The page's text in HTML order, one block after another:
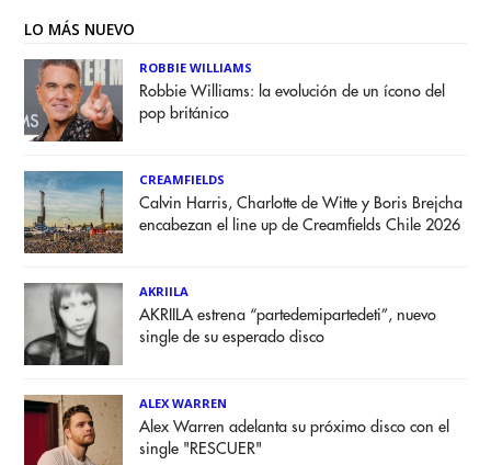
LO MÁS NUEVO
ROBBIE WILLIAMS
Robbie Williams: la evolución de un ícono del
pop británico
CREAMFIELDS
Calvin Harris, Charlotte de Witte y Boris Brejcha
encabezan el line up de Creamfields Chile 2026
AKRIILA
AKRIILA estrena “partedemipartedeti”, nuevo
single de su esperado disco
ALEX WARREN
Alex Warren adelanta su próximo disco con el
single "RESCUER"